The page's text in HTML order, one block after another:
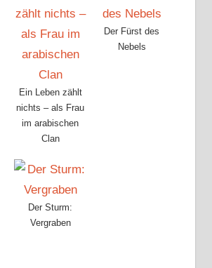
Ein Leben zählt
nichts – als Frau
im arabischen
Clan
Der Fürst des
Nebels
Der Sturm:
Vergraben